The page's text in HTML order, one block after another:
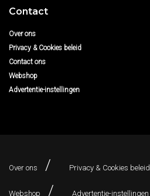
Contact
Over ons
Privacy & Cookies beleid
Contact ons
Webshop
Advertentie-instellingen
Over ons Privacy & Cookies beleid
Webshop Advertentie-instellingen